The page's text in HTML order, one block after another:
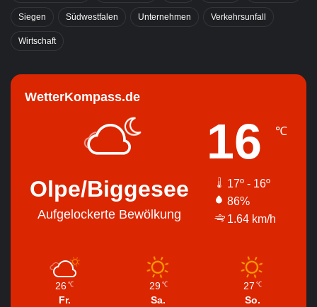
Siegen Südwestfalen Unternehmen Verkehrsunfall
Wirtschaft
WetterKompass.de
Olpe/Biggesee
Aufgelockerte Bewölkung
16 ℃
17º - 16º
86%
1.64 km/h
26 ℃
Fr.
29 ℃
Sa.
27 ℃
So.